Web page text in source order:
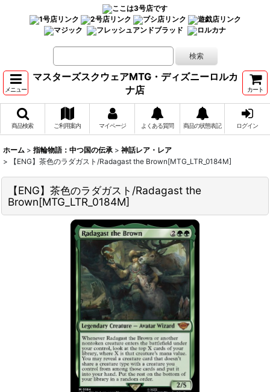
メニュー
マスターズスクウェアMTG・ディズニーロルカ
ナ店
カート
商品検索 ご利用案内 マイページ よくある質問 商品の状態表記 ログイン
ホーム > 指輪物語：中つ国の伝承 > 神話レア・レア
>
【ENG】茶色のラダガスト/Radagast the Brown[MTG_LTR_0184M]
【ENG】茶色のラダガスト/Radagast the
Brown[MTG_LTR_0184M]